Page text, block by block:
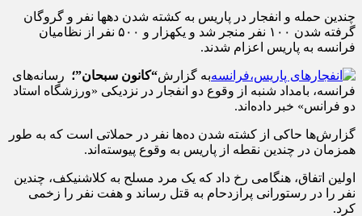
چندین حمله و انفجار در پاریس به کشته شدن دهها نفر و گروگان
گرفته شدن ۱۰۰ نفر منجر شد و یکهزار و ۵۰۰ نفر از نظامیان
فرانسه به پاریس اعزام شدند.
به گزارش“کانون سبحان”؛ رسانه‌های
فرانسه، بامداد شنبه از وقوع دو انفجار در نزدیکی «ورزشگاه استاد
دو فرانس» خبر داده‌اند.
گزارش‌ها حاکی از کشته شدن ده‌ها نفر در حملاتی است که به طور
همزمان در چندین نقطه از پاریس به وقوع پیوسته‌اند.
اولین اتفاق، هنگامی رخ داد که یک مرد مسلح به کلاشنیکف، چندین
نفر را در رستورانی پرازدحام به قتل رساند و هفت نفر را زخمی
کرد.